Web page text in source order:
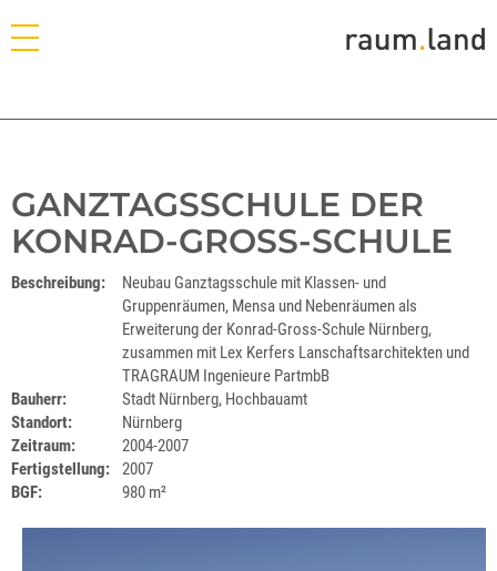
GANZTAGSSCHULE DER
KONRAD-GROSS-SCHULE
Beschreibung:
Neubau Ganztagsschule mit Klassen- und
Gruppenräumen, Mensa und Nebenräumen als
Erweiterung der Konrad-Gross-Schule Nürnberg,
zusammen mit Lex Kerfers Lanschaftsarchitekten und
TRAGRAUM Ingenieure PartmbB
Bauherr:
Stadt Nürnberg, Hochbauamt
Standort:
Nürnberg
Zeitraum:
2004-2007
Fertigstellung:
2007
BGF:
980 m²